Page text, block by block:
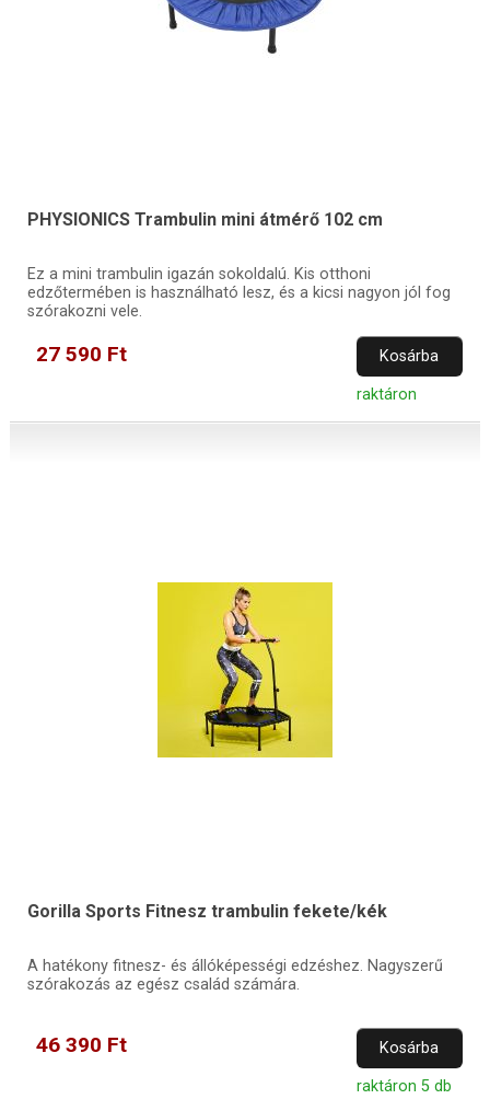
PHYSIONICS Trambulin mini átmérő 102 cm
Ez a mini trambulin igazán sokoldalú. Kis otthoni
edzőtermében is használható lesz, és a kicsi nagyon jól fog
szórakozni vele.
27 590 Ft Kosárba
raktáron
Gorilla Sports Fitnesz trambulin fekete/kék
A hatékony fitnesz- és állóképességi edzéshez. Nagyszerű
szórakozás az egész család számára.
46 390 Ft Kosárba
raktáron 5 db